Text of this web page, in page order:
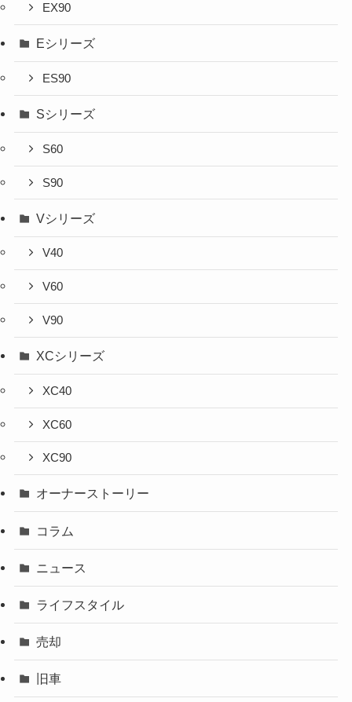
EX90
Eシリーズ
ES90
Sシリーズ
S60
S90
Vシリーズ
V40
V60
V90
XCシリーズ
XC40
XC60
XC90
オーナーストーリー
コラム
ニュース
ライフスタイル
売却
旧車